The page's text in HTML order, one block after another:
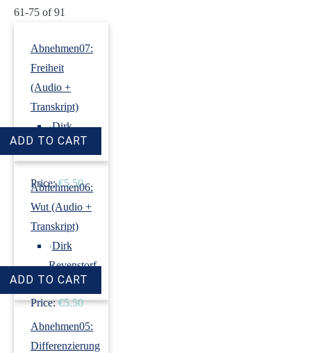
61-75 of 91
Abnehmen07:
Freiheit
(Audio +
Transkript)
›Dirk
Revenstorf
Price: €5.50
Abnehmen06:
Wut (Audio +
Transkript)
›Dirk
Revenstorf
Price: €5.50
Abnehmen05:
Differenzierung